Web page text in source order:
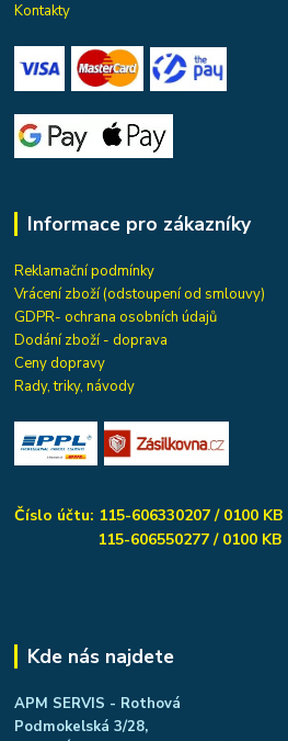
Kontakty
Informace pro zákazníky
Reklamační podmínky
Vrácení zboží (odstoupení od smlouvy)
GDPR- ochrana osobních údajů
Dodání zboží - doprava
Ceny dopravy
Rady, triky, návody
Číslo účtu: 115-606330207 / 0100 KB
115-606550277 / 0100 KB
Kde nás najdete
APM SERVIS - Rothová
Podmokelská 3/28,